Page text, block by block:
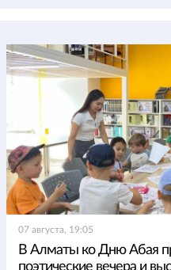
07 августа, 19:05
В Алматы ко Дню Абая